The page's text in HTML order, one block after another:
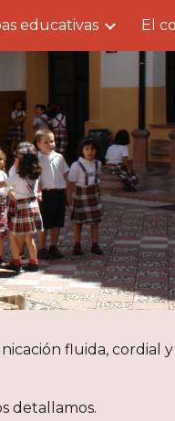
educativas El
fluida, cordial
detallamos.